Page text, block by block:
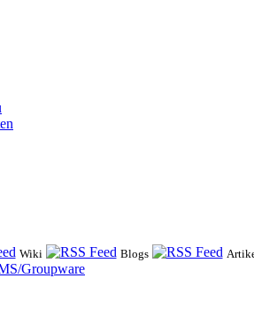
Wiki Blogs
Groupware